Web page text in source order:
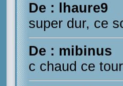
De : lhaure9
super dur, ce
De : mibinus
c chaud ce